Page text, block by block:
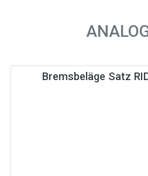
Bremsbeläge Satz